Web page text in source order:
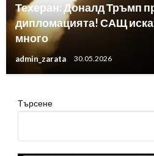
Техеран: Доналд Тръмп
дипломацията! САЩ
много
admin_zarata 30.05.2026
Търсене